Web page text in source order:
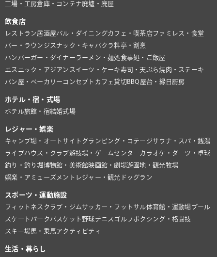
工場・工房倉庫・コンテナ廃墟・廃屋
飲食店
レストラン居酒屋バル・ダイニングカフェ・喫茶店ファミレス・食堂
バー・ラウンジ スナック・キャバクラ料亭・割烹
ハンバーガー・ダイナーラーメン・麺処食事処・ご飯屋
エスニック・アジアン スイーツ・ケーキ寿司・天ぷら焼肉・ステーキ
パン屋・ベーカリー コンセプトカフェ貸切BBQ 屋台・縁日 厨房
ホテル・宿・式場
ホテル旅館・宿結婚式場
レジャー・娯楽
キャンプ場・オートサイト グランピング・コテージサウナ・スパ・銭湯
ライブハウス・クラブ遊技場・ゲームセンターカラオケ・ダーツ・卓球
釣り・釣り堀博物館・美術館映画館・劇場遊園地・観光牧場
娯楽・アミューズメント レジャー・観光 ドッグラン
スポーツ・運動施設
フィットネスクラブ・ジム サッカー・フットサル体育館・運動場プール
スケートパーク バスケット 野球テニス ゴルフ ボクシング・格闘技
スキー場馬・乗馬アクティビティ
生活・暮らし